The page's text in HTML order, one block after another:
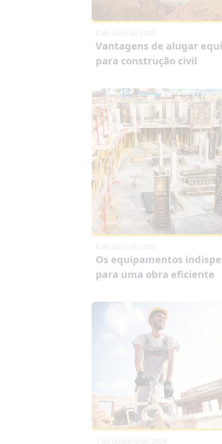
8 de abril de 2025
Vantagens de alugar
para construção civil
8 de abril de 2025
Os equipamentos
para uma obra eficiente
1 de outubro de 2024